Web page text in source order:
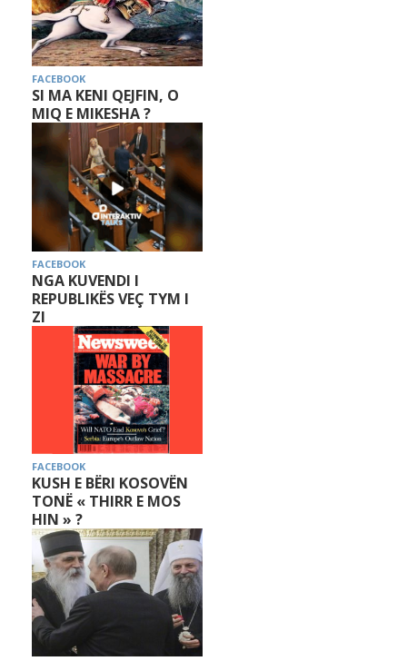
FACEBOOK
SI MA KENI QEJFIN, O
MIQ E MIKESHA ?
FACEBOOK
NGA KUVENDI I
REPUBLIKËS VEÇ TYM I
ZI
FACEBOOK
KUSH E BËRI KOSOVËN
TONË « THIRR E MOS
HIN » ?